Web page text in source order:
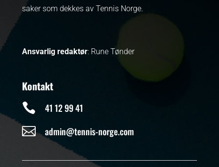
saker som dekkes av Tennis Norge.
Ansvarlig redaktør: Rune Tønder
Kontakt
 41 12 99 41
 admin@tennis-norge.com